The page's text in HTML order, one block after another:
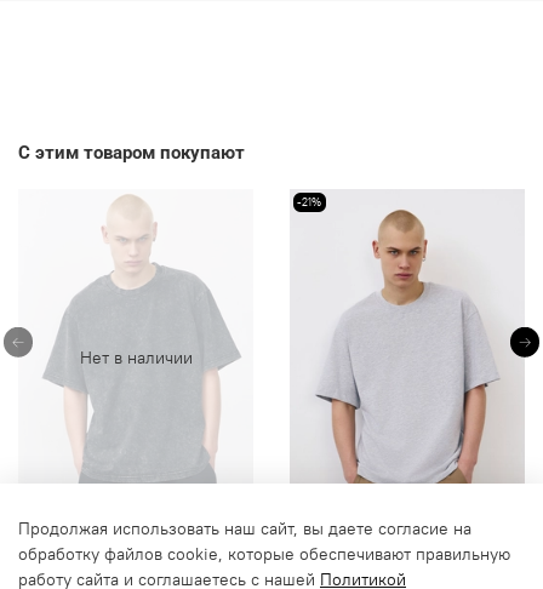
С этим товаром покупают
Нет в наличии
Футболка garment dyed
(черный)
-21%
Футболка плотная (серый
меланж)
Продолжая использовать наш сайт, вы даете согласие на
обработку файлов cookie, которые обеспечивают правильную
работу сайта и соглашаетесь с нашей Политикой